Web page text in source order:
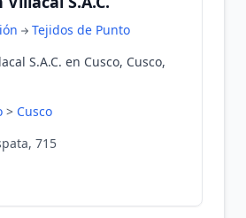
Tejidos de Punto
S.A.C. en Cusco, Cusco,
> Cusco
715